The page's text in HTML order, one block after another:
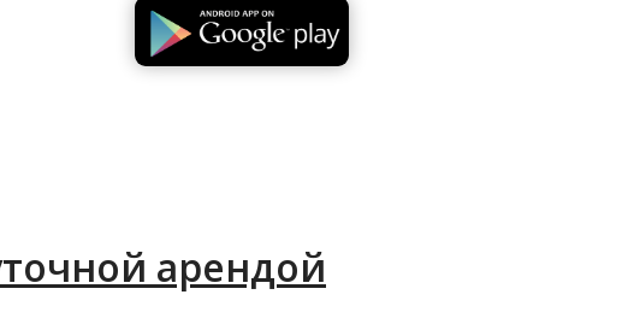
арендой